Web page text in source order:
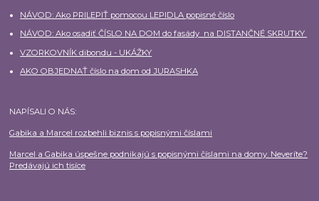
NÁVOD: Ako PRILEPIŤ pomocou LEPIDLA popisné číslo
NÁVOD: Ako osadiť ČÍSLO NA DOM do fasády na DISTANČNÉ SKRUTKY
VZORKOVNÍK dibondu - UKÁŽKY
AKO OBJEDNAŤ číslo na dom od JURASHKA
NAPÍSALI O NÁS:
Gabika a Marcel rozbehli biznis s popisnými číslami
Marcel a Gabika úspešne podnikajú s popisnými číslami na domy. Neveríte?
Predávajú ich tisíce